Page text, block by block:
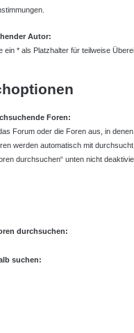
Autor:
ein * als Platzhalter für teilweise
Foren:
Forum oder die Foren aus, in
werden automatisch mit
durchsuchen“ unten nicht
durchsuchen:
suchen: